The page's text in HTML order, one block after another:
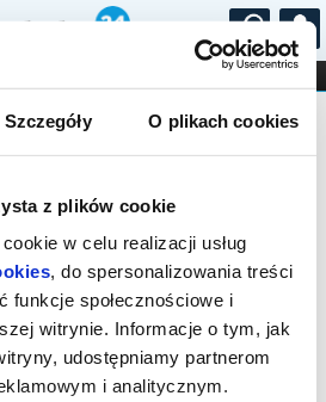
Szczegóły O plikach cookies
z plików cookie
w celu realizacji usług
, do spersonalizowania treści
funkcje społecznościowe i
witrynie. Informacje o tym, jak
udostępniamy partnerom
i analitycznym.
...
I BALET
STAND-UP
zakończona,
biletów w kasie.